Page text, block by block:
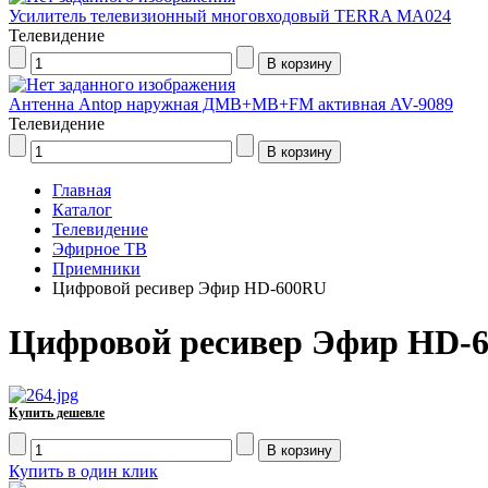
Усилитель телевизионный многовходовый TERRA МА024
Телевидение
Антенна Antop наружная ДМВ+МВ+FM активная AV-9089
Телевидение
Главная
Каталог
Телевидение
Эфирное ТВ
Приемники
Цифровой ресивер Эфир HD-600RU
Цифровой ресивер Эфир HD-
Купить дешевле
Купить в один клик